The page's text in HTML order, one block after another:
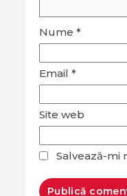
Nume *
Email *
Site web
Salvează-mi